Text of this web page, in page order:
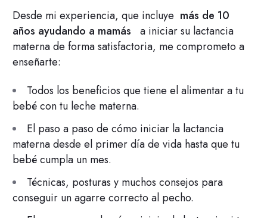
Desde mi experiencia, que incluye más de 10
años ayudando a mamás a iniciar su lactancia
materna de forma satisfactoria, me comprometo a
enseñarte:
Todos los beneficios que tiene el alimentar a tu
bebé con tu leche materna.
El paso a paso de cómo iniciar la lactancia
materna desde el primer día de vida hasta que tu
bebé cumpla un mes.
Técnicas, posturas y muchos consejos para
conseguir un agarre correcto al pecho.